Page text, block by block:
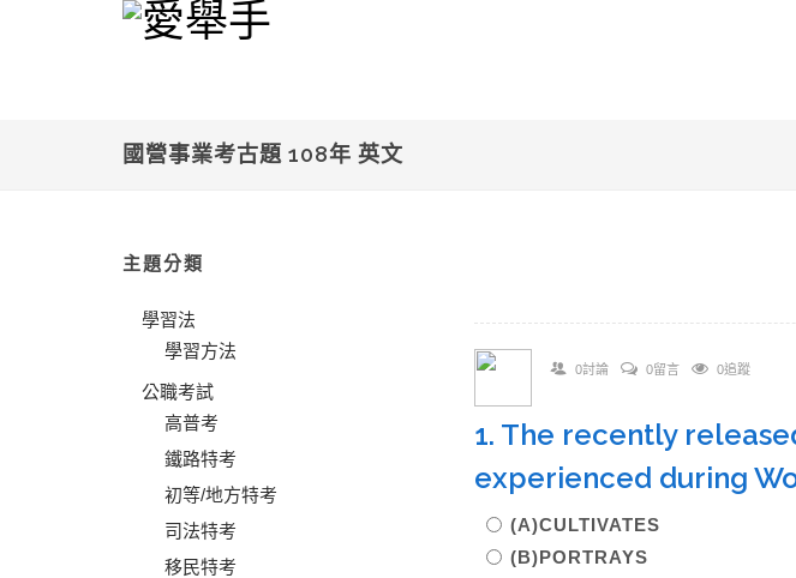
國營事業考古題 108年 英文
主題分類
學習法
學習方法
公職考試
高普考
鐵路特考
初等/地方特考
司法特考
移民特考
0討論 0留言 0追蹤
1. The recently
experienced during
(A)CULTIVATES
(B)PORTRAYS